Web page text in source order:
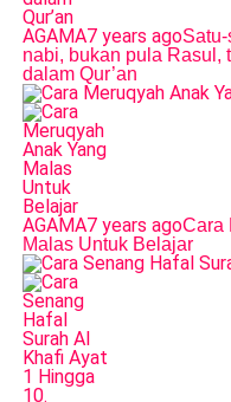
AGAMA7 years ago
nabi, bukan pula Rasul,
dalam Qur’an
AGAMA7 years agoCara
Malas Untuk Belajar